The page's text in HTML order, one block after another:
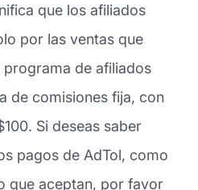
que los afiliados
por las ventas que
programa de afiliados
de comisiones fija, con
Si deseas saber
pagos de AdTol, como
que aceptan, por favor